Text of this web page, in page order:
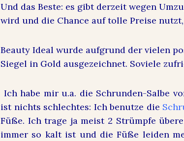
Und das Beste: es gibt derzeit wegen
wird und die Chance auf tolle Preise
Beauty Ideal wurde aufgrund der vielen
Siegel in Gold ausgezeichnet. Soviele
Ich habe mir u.a. die Schrunden-Salbe
ist nichts schlechtes: Ich benutze die
Füße. Ich trage ja meist 2 Strümpfe
immer so kalt ist und die Füße leiden